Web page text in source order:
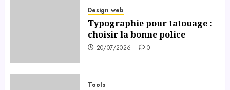
Design web
Typographie pour tatouage :
choisir la bonne police
20/07/2026 0
Tools